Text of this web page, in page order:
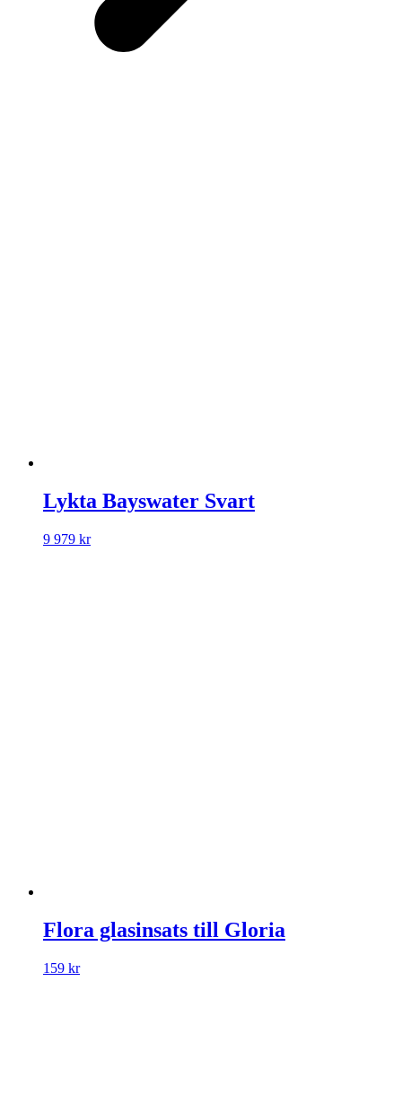
Lykta Bayswater Svart
9 979 kr
Flora glasinsats till Gloria
159 kr